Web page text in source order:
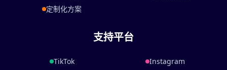
定制化方案
支持平台
TikTok
Instagram